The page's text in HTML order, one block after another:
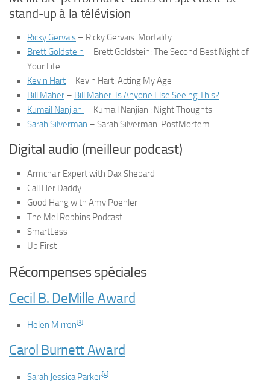
stand-up à la télévision
Ricky Gervais – Ricky Gervais: Mortality
Brett Goldstein – Brett Goldstein: The Second Best Night of
Your Life
Kevin Hart – Kevin Hart: Acting My Age
Bill Maher – Bill Maher: Is Anyone Else Seeing This?
Kumail Nanjiani – Kumail Nanjiani: Night Thoughts
Sarah Silverman – Sarah Silverman: PostMortem
Digital audio (meilleur podcast)
Armchair Expert with Dax Shepard
Call Her Daddy
Good Hang with Amy Poehler
The Mel Robbins Podcast
SmartLess
Up First
Récompenses spéciales
Cecil B. DeMille Award
Helen Mirren[3]
Carol Burnett Award
Sarah Jessica Parker[4]